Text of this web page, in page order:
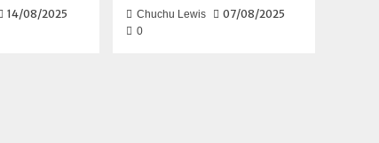
14/08/2025 Chuchu Lewis 07/08/2025
0